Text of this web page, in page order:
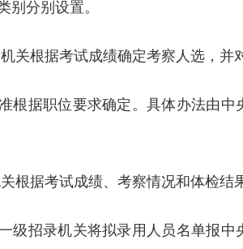
别分别设置。
关根据考试成绩确定考察人选，并
根据职位要求确定。具体办法由
根据考试成绩、考察情况和体检结
级招录机关将拟录用人员名单报